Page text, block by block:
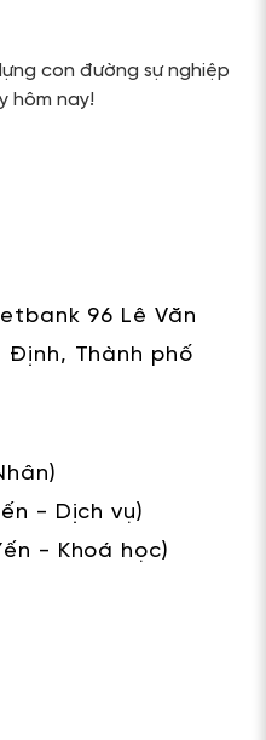
con đường sự nghiệp
hôm nay!
96 Lê Văn
Định, Thành phố
- Dịch vụ)
- Khoá học)